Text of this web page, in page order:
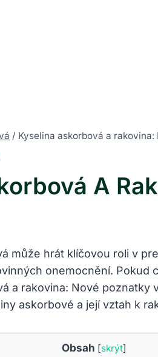
/ Kyselina askorbová a
A
může hrát klíčovou roli v
onemocnění.
a rakovina: Nové poznatky
Obsah [skrýt]